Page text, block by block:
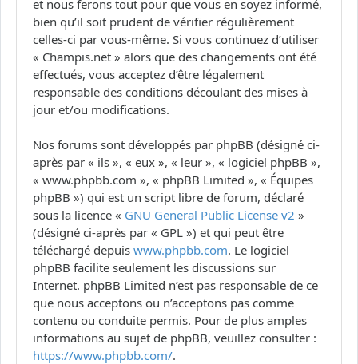
et nous ferons tout pour que vous en soyez informé,
bien qu’il soit prudent de vérifier régulièrement
celles-ci par vous-même. Si vous continuez d’utiliser
« Champis.net » alors que des changements ont été
effectués, vous acceptez d’être légalement
responsable des conditions découlant des mises à
jour et/ou modifications.
Nos forums sont développés par phpBB (désigné ci-
après par « ils », « eux », « leur », « logiciel phpBB »,
« www.phpbb.com », « phpBB Limited », « Équipes
phpBB ») qui est un script libre de forum, déclaré
sous la licence « GNU General Public License v2 »
(désigné ci-après par « GPL ») et qui peut être
téléchargé depuis www.phpbb.com. Le logiciel
phpBB facilite seulement les discussions sur
Internet. phpBB Limited n’est pas responsable de ce
que nous acceptons ou n’acceptons pas comme
contenu ou conduite permis. Pour de plus amples
informations au sujet de phpBB, veuillez consulter :
https://www.phpbb.com/.